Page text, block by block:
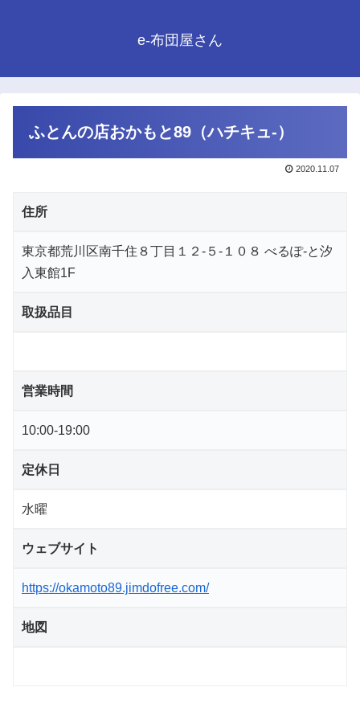
e-布団屋さん
ふとんの店おかもと89（ハチキュ-）
2020.11.07
住所
東京都荒川区南千住８丁目１２-５-１０８ べるぽ-と汐
入東館1F
取扱品目
営業時間
10:00-19:00
定休日
水曜
ウェブサイト
https://okamoto89.jimdofree.com/
地図